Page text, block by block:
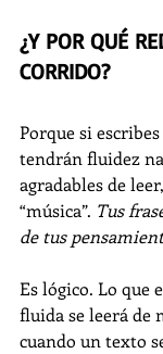
¿Y POR QUÉ
CORRIDO?
Porque si
tendrán fluidez
agradables de
“música”. Tus
de tus
Es lógico. Lo que
fluida se leerá de
cuando un texto